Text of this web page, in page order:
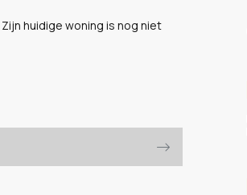
huidige woning is nog niet